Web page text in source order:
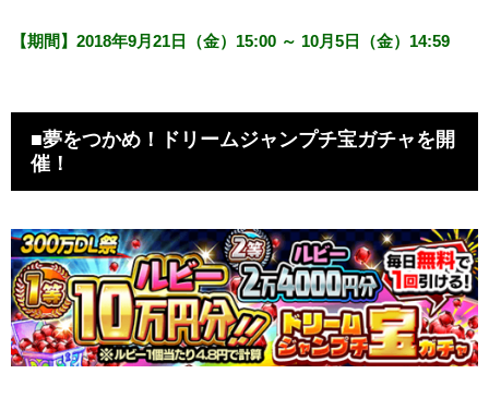
【期間】2018年9月21日（金）15:00 ～ 10月5日（金）14:59
■夢をつかめ！ドリームジャンプチ宝ガチャを開
催！